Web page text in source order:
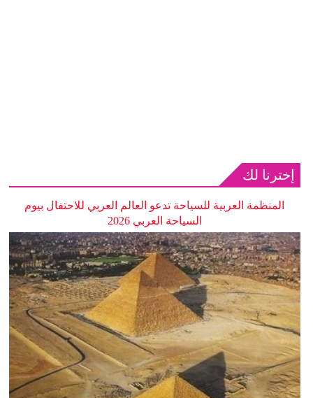
إخترنا لك
المنظمة العربية للسياحة تدعو العالم العربي للاحتفال بيوم
السياحة العربي 2026